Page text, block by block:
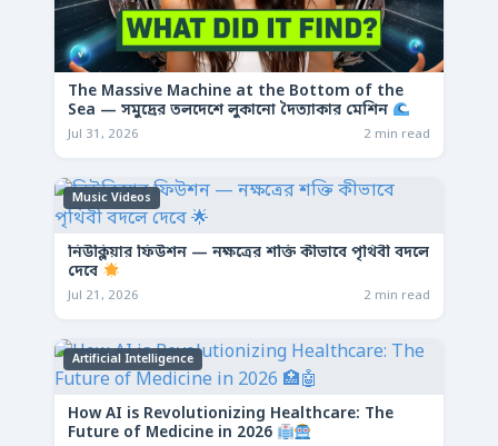
The Massive Machine at the Bottom of the
Sea — সমুদ্রের তলদেশে লুকানো দৈত্যাকার মেশিন
Jul 31, 2026 2 min read
Music Videos
নিউক্লিয়ার ফিউশন — নক্ষত্রের শক্তি কীভাবে পৃথিবী বদলে
দেবে
Jul 21, 2026 2 min read
Artificial Intelligence
How AI is Revolutionizing Healthcare: The
Future of Medicine in 2026